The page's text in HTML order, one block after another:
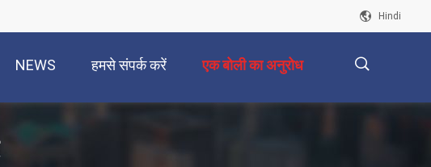
Hindi
NEWS हमसे संपर्क करें एक बोली का अनुरोध